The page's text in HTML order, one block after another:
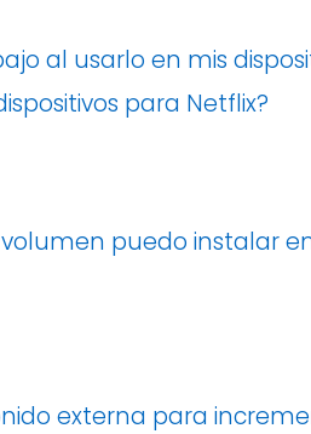
al usarlo en mis
para Netflix?
puedo instalar
externa para